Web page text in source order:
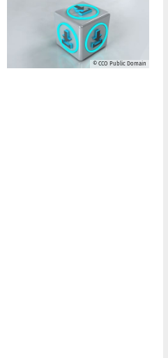
© CCO Public Domain